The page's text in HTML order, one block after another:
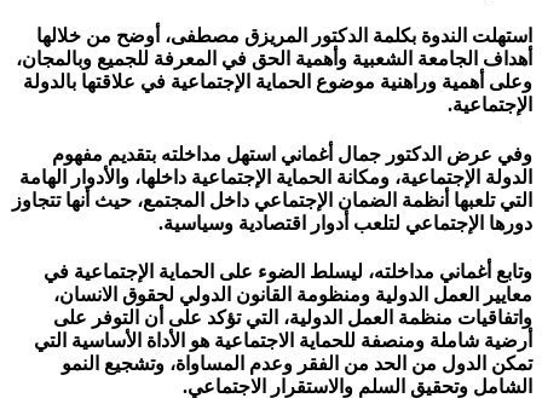
استهلت الندوة بكلمة الدكتور المريزق مصطفى، أوضح من خلالها
أهداف الجامعة الشعبية وأهمية الحق في المعرفة للجميع وبالمجان،
وعلى أهمية وراهنية موضوع الحماية الإجتماعية في علاقتها بالدولة
الإجتماعية.
وفي عرض الدكتور جمال أغماني استهل مداخلته بتقديم مفهوم
الدولة الإجتماعية، ومكانة الحماية الإجتماعية داخلها، والأدوار الهامة
التي تلعبها أنظمة الضمان الإجتماعي داخل المجتمع، حيث أنها تتجاوز
دورها الإجتماعي لتلعب أدوار اقتصادية وسياسية.
وتابع أغماني مداخلته، ليسلط الضوء على الحماية الإجتماعية في
معايير العمل الدولية ومنظومة القانون الدولي لحقوق الانسان،
واتفاقيات منظمة العمل الدولية، التي تؤكد على أن التوفر على
أرضية شاملة ومنصفة للحماية الاجتماعية هو الأداة الأساسية التي
تمكن الدول من الحد من الفقر وعدم المساواة، وتشجيع النمو
الشامل وتحقيق السلم والاستقرار الاجتماعي.